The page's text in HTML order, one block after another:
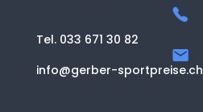
Tel. 033 671 30 82
info@gerber-sportpreise.ch